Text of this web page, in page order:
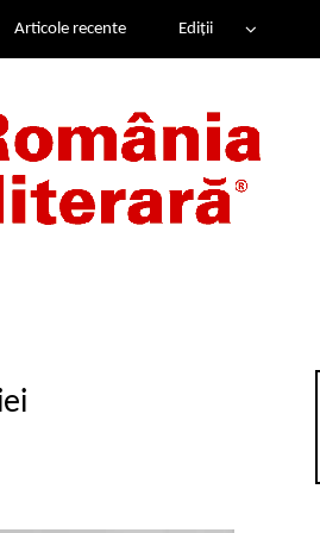
Articole recente Ediții